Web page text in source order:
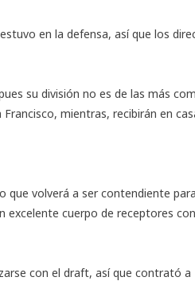
en la defensa, así que los
su división no es de las más
mientras, recibirán en
volverá a ser contendiente
cuerpo de receptores
con el draft, así que contrató a